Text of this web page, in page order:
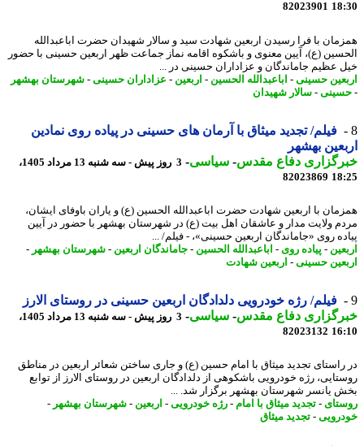
82023901
با فرا رسیدن اربعین شهادت سید و سالار شهیدان حضرت اباعبدالله
(ع)، آیین معنوی و باشکوه اقامه نماز جماعت ظهر اربعین حسینی با حضور
عظیم جاماندگان و عزاداران حسینی در ...
حسینی-اباعبدالله الحسین-اربعین -عزاداران حسینی-شهرستان بهشهر
-سالار شهیدان
فیلم/ تجدید میثاق با آرمان های حسینی در پیاده روی نمادین
بهشهر
دفاع مقدس-سیاسی-
3 روز پیش - سه شنبه 13 مرداد 1405،
82023869
با اربعین شهادت حضرت اباعبدالله الحسین (ع) و یاران باوفای ایشان،
ولایت مدار و عاشقان اهل بیت (ع) در شهرستان بهشهر با حضور در آیین
روی «جاماندگان اربعین حسینی»، - فیلم/ ...
-پیاده روی -اباعبدالله الحسین-جاماندگان اربعین -شهرستان بهشهر-
حسینی-اربعین شهادت
فیلم/ رژه خودرویی دلدادگان اربعین حسینی در روستای الارز
دفاع مقدس-سیاسی-
3 روز پیش - سه شنبه 13 مرداد 1405،
82023132
تجدید میثاق با امام حسین (ع) و جاری ساختن شعائر اربعین در مناطق
رژه خودرویی باشکوهی از دلدادگان اربعین در روستای الارز از توابع
یانسر شهرستان بهشهر برگزار شد. ...
-تجدید میثاق با امام -رژه خودرویی -اربعین -شهرستان بهشهر-
-تجدید میثاق